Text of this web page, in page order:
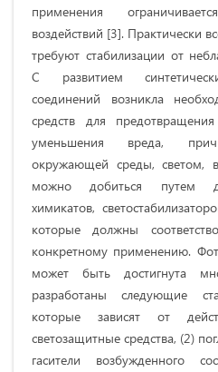
применения
воздействий [3]. Практически
требуют стабилизации от
С развитием
соединений возникла
средств для
уменьшения вреда,
окружающей среды, светом,
можно добиться путем
химикатов,
которые должны
конкретному применению.
может быть достигнута
разработаны следующие
которые зависят от
светозащитные средства, (2)
гасители возбужденного